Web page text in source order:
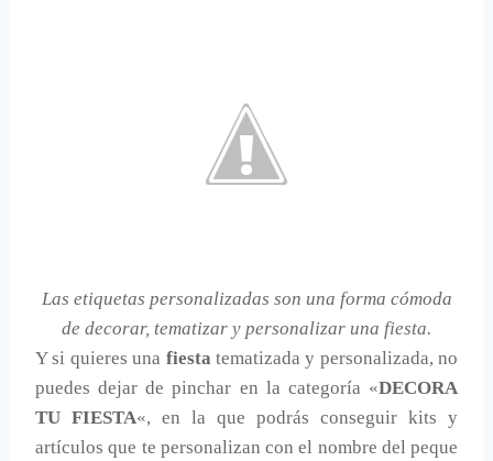
Las etiquetas personalizadas son una forma cómoda
de decorar, tematizar y personalizar una fiesta.
Y si quieres una fiesta tematizada y personalizada, no
puedes dejar de pinchar en la categoría «DECORA
TU FIESTA«, en la que podrás conseguir kits y
artículos que te personalizan con el nombre del peque